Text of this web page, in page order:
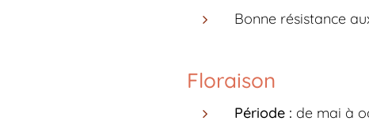
Bonne résistance
Floraison
Période : de mai à